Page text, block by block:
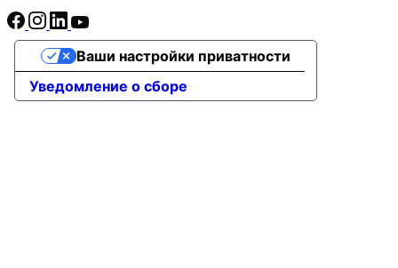
Уведомление о сборе
Ваши настройки приватности